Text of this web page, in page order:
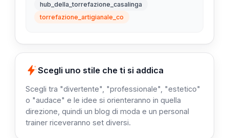
hub_della_torrefazione_casalinga
torrefazione_artigianale_co
Scegli uno stile che ti si addica
Scegli tra "divertente", "professionale", "estetico"
o "audace" e le idee si orienteranno in quella
direzione, quindi un blog di moda e un personal
trainer riceveranno set diversi.